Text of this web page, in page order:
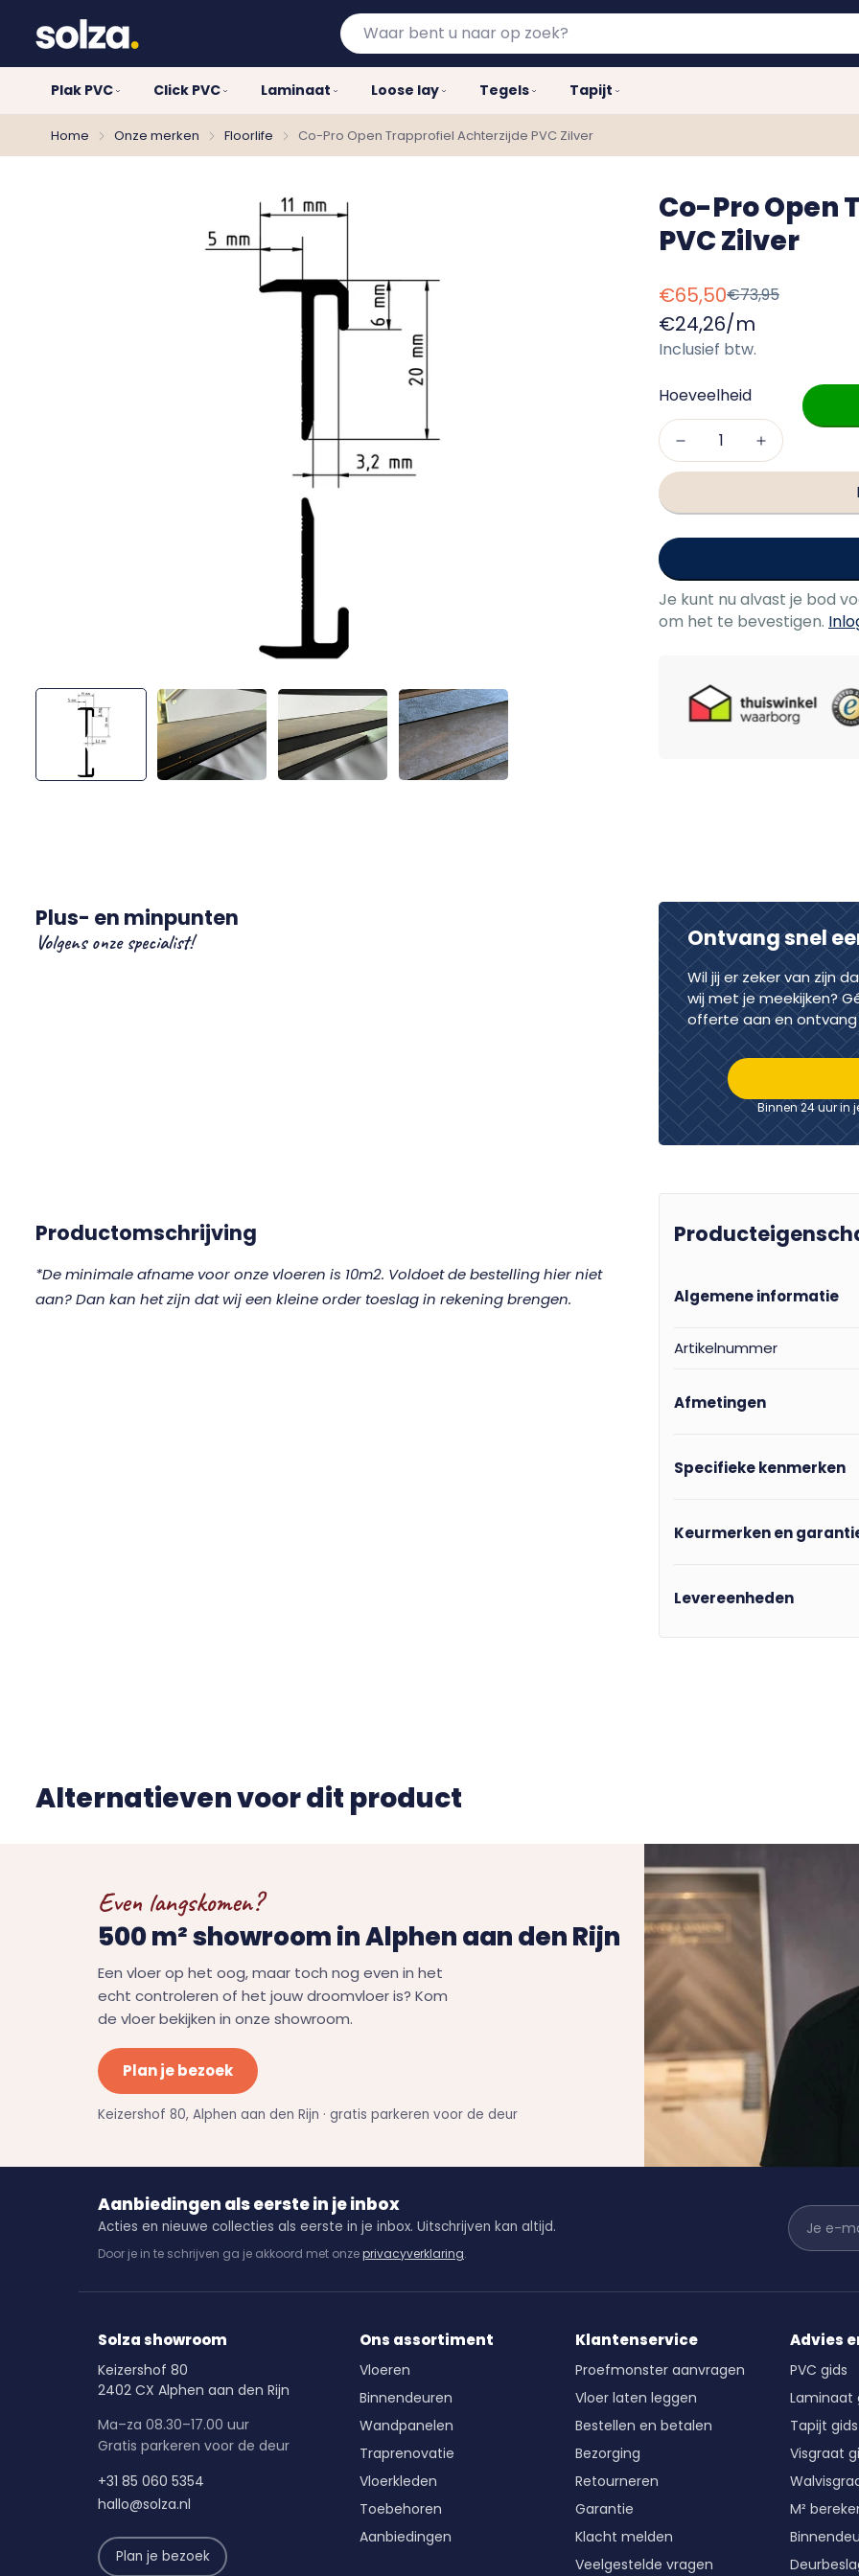
Waar
bent
naar
op
zoek?
Plak PVC Click PVC Laminaat Loose lay Tegels Tapijt
Home Onze merken Floorlife Co-Pro Open Trapprofiel Achterzijde PVC Zilver
Co-Pro Open
PVC Zilver
Verkoopprijs
€65,50
Normale
prijs
€73,95
Eenheid
prijs
€24,26/m
Inclusief btw.
Hoeveelheid
Je kunt nu alvast je bod
om het te bevestigen.
Plus- en minpunten
Volgens onze specialist! Ontvang snel
Wil jij er zeker van zijn
wij met je meekijken?
offerte aan en ontvang
Binnen 24 uur in
Productomschrijving
*De minimale afname voor onze vloeren is 10m2. Voldoet de bestelling hier niet
aan? Dan kan het zijn dat wij een kleine order toeslag in rekening brengen.
Algemene informatie
Artikelnummer
Afmetingen
Specifieke kenmerken
Keurmerken en
Levereenheden
Alternatieven voor dit product
Even langskomen?
500 m² showroom in Alphen aan den Rijn
Een vloer op het oog, maar toch nog even in het
echt controleren of het jouw droomvloer is? Kom
de vloer bekijken in onze showroom.
Plan je bezoek
Keizershof 80, Alphen aan den Rijn · gratis parkeren voor de deur
Aanbiedingen als eerste in je inbox
Acties en nieuwe collecties als eerste in je inbox. Uitschrijven kan altijd.
Door je in te schrijven ga je akkoord met onzeprivacyverklaring.
Solza showroom
Keizershof 80
2402 CX Alphen aan den Rijn
Ma–za 08.30–17.00 uur
Gratis parkeren voor de deur
+31 85 060 5354
hallo@solza.nl
Plan je bezoek
Ons assortiment
Vloeren
Binnendeuren
Wandpanelen
Traprenovatie
Vloerkleden
Toebehoren
Aanbiedingen
Klantenservice
Proefmonster aanvragen
Vloer laten leggen
Bestellen en betalen
Bezorging
Retourneren
Garantie
Klacht melden
Veelgestelde vragen
Advies
PVC gids
Laminaat
Tapijt gids
Visgraat
M²